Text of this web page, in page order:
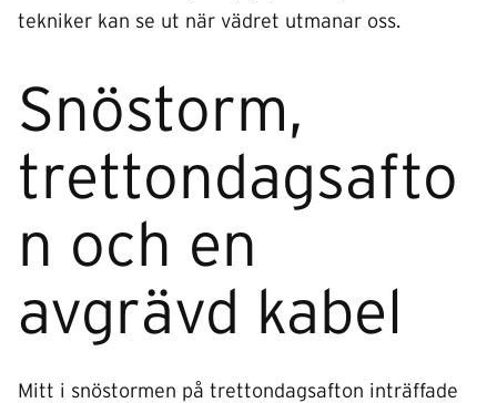
tekniker kan se ut när vädret utmanar oss.
Snöstorm,
trettondagsafto
n och en
avgrävd kabel
Mitt i snöstormen på trettondagsafton inträffade